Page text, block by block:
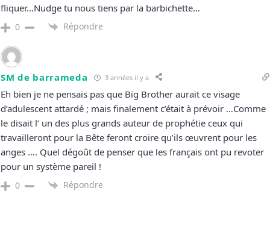
fliquer…Nudge tu nous tiens par la barbichette…
0 Répondre
SM de barrameda 3 années il y a
Eh bien je ne pensais pas que Big Brother aurait ce visage
d’adulescent attardé ; mais finalement c’était à prévoir …Comme
le disait l’ un des plus grands auteur de prophétie ceux qui
travailleront pour la Bête feront croire qu’ils œuvrent pour les
anges …. Quel dégoût de penser que les français ont pu revoter
pour un système pareil !
0 Répondre